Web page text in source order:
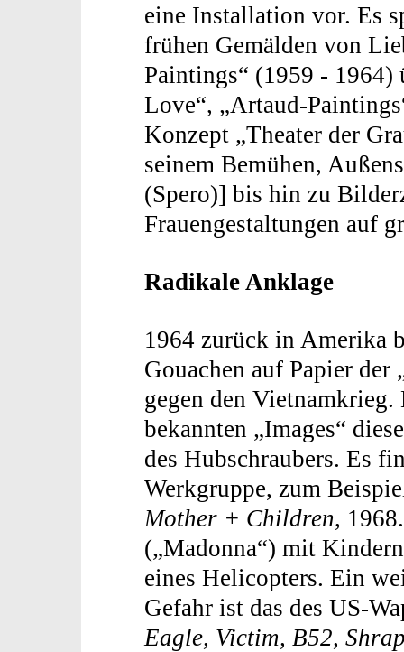
eine Installation vor. Es
frühen Gemälden von
Paintings“ (1959 - 1964)
Love“, „Artaud-
Konzept „Theater der
seinem Bemühen,
(Spero)] bis hin zu
Frauengestaltungen auf
Radikale Anklage
1964 zurück in Amerika
Gouachen auf Papier der
gegen den
bekannten „Images“
des Hubschraubers. Es
Werkgruppe, zum
Mother + Children,
(„Madonna“) mit
eines Helicopters. Ein
Gefahr ist das des US-
Eagle, Victim, B52,